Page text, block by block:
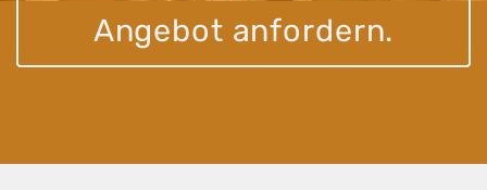
Angebot anfordern.